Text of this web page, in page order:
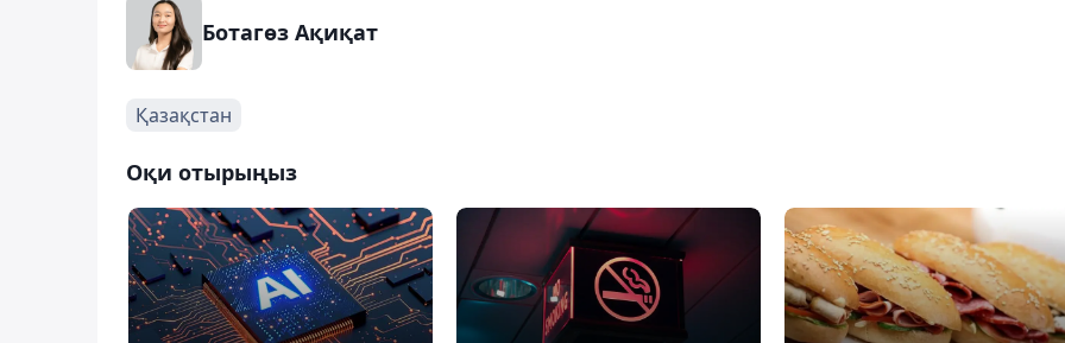
Ботагөз Ақиқат
Қазақстан
Оқи отырыңыз